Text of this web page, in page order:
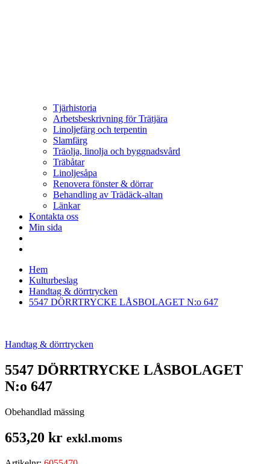
Tjärhistoria
Arbetsbeskrivning för Trätjära
Linoljefärg och terpentin
Slamfärg
Träolja, linolja och byggnadsvård
Träbåtar
Linoljesåpa
Renovera fönster & dörrar
Behandling av Trädäck-altan
Länkar
Kontakta oss
Min sida
Hem
Kulturbeslag
Handtag & dörrtrycken
5547 DÖRRTRYCKE LÅSBOLAGET N:o 647
Handtag & dörrtrycken
5547 DÖRRTRYCKE LÅSBOLAGET
N:o 647
Obehandlad mässing
653,20 kr exkl.moms